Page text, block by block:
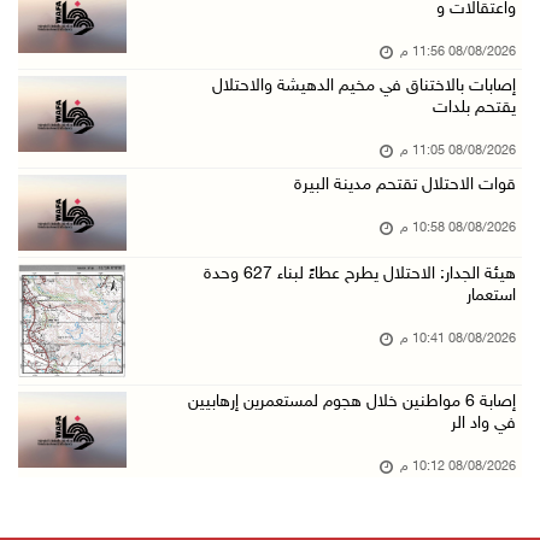
مستعمرون يقتحمون بلدة بيت عور التحتا وقرية جل ...
08/آب/2026 06:39 م
الجامعة العربية الأمريكية تختتم فعاليات تخريج ...
08/آب/2026 05:52 م
واعتقالات و
08/08/2026 11:56 م
إصابات بالاختناق في مخيم الدهيشة والاحتلال
يقتحم بلدات
08/08/2026 11:05 م
قوات الاحتلال تقتحم مدينة البيرة
08/08/2026 10:58 م
هيئة الجدار: الاحتلال يطرح عطاءً لبناء 627 وحدة
استعمار
08/08/2026 10:41 م
إصابة 6 مواطنين خلال هجوم لمستعمرين إرهابيين
في واد الر
08/08/2026 10:12 م